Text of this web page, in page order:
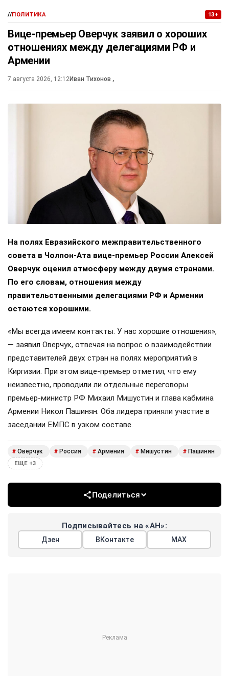
//ПОЛИТИКА 13+
Вице-премьер Оверчук заявил о хороших
отношениях между делегациями РФ и
Армении
7 августа 2026, 12:12Иван Тихонов ,
На полях Евразийского межправительственного
совета в Чолпон-Ата вице-премьер России Алексей
Оверчук оценил атмосферу между двумя странами.
По его словам, отношения между
правительственными делегациями РФ и Армении
остаются хорошими.
«Мы всегда имеем контакты. У нас хорошие отношения»,
— заявил Оверчук, отвечая на вопрос о взаимодействии
представителей двух стран на полях мероприятий в
Киргизии. При этом вице-премьер отметил, что ему
неизвестно, проводили ли отдельные переговоры
премьер-министр РФ Михаил Мишустин и глава кабмина
Армении Никол Пашинян. Оба лидера приняли участие в
заседании ЕМПС в узком составе.
# Оверчук # Россия # Армения # Мишустин # Пашинян
ЕЩЕ +3
Поделиться
Подписывайтесь на «АН»:
Дзен ВКонтакте МАХ